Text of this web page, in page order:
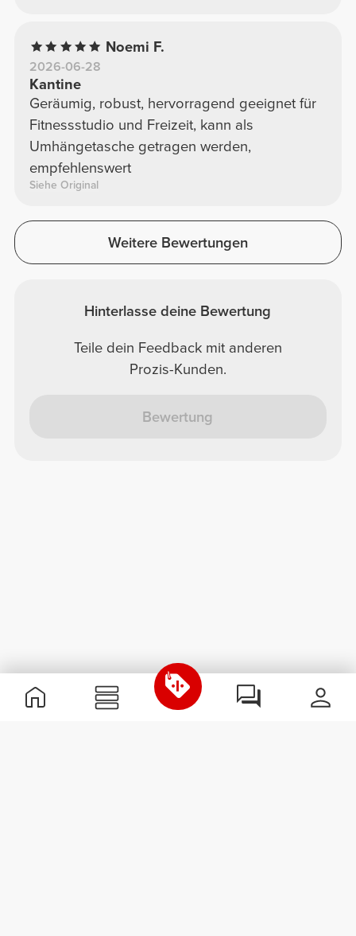
Noemi F.
2026-06-28
Kantine
Geräumig, robust, hervorragend geeignet für
Fitnessstudio und Freizeit, kann als
Umhängetasche getragen werden,
empfehlenswert
Siehe Original
Weitere Bewertungen
Hinterlasse deine Bewertung
Teile dein Feedback mit anderen
Prozis-Kunden.
Bewertung